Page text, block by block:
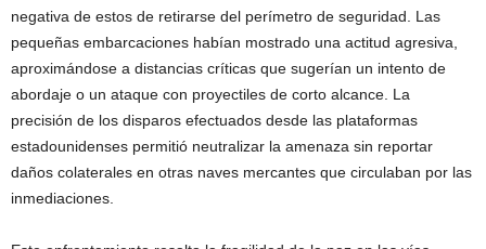
negativa de estos de retirarse del perímetro de seguridad. Las
pequeñas embarcaciones habían mostrado una actitud agresiva,
aproximándose a distancias críticas que sugerían un intento de
abordaje o un ataque con proyectiles de corto alcance. La
precisión de los disparos efectuados desde las plataformas
estadounidenses permitió neutralizar la amenaza sin reportar
daños colaterales en otras naves mercantes que circulaban por las
inmediaciones.